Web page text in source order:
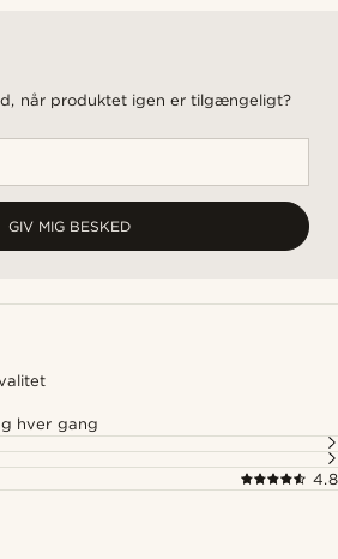
når produktet igen er tilgængeligt?
GIV MIG BESKED
hver gang
4.8